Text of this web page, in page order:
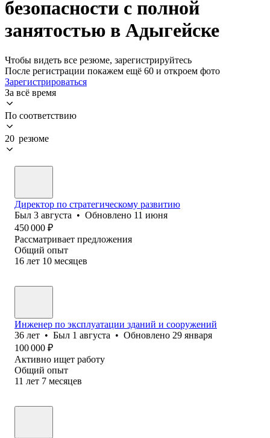
безопасности с полной
занятостью в Адыгейске
Чтобы видеть все резюме, зарегистрируйтесь
После регистрации покажем ещё 60 и откроем фото
Зарегистрироваться
За всё время
По соответствию
20 резюме
Директор по стратегическому развитию
Был 3 августа • Обновлено 11 июня
450 000 ₽
Рассматривает предложения
Общий опыт
16 лет 10 месяцев
Инженер по эксплуатации зданий и сооружений
36 лет • Был 1 августа • Обновлено 29 января
100 000 ₽
Активно ищет работу
Общий опыт
11 лет 7 месяцев